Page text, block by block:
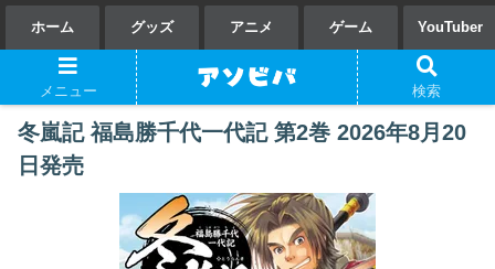
ホーム グッズ アニメ ゲーム YouTuber
冬嵐記 福島勝千代一代記 第2巻 2026年8月20
日発売
メニュー 検索